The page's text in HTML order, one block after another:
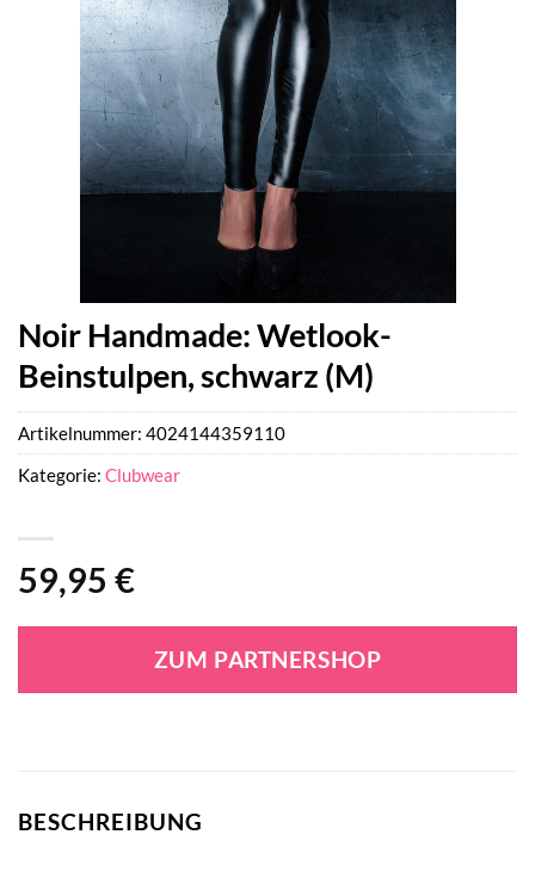
Noir Handmade: Wetlook-
Beinstulpen, schwarz (M)
59,95 €
ZUM PARTNERSHOP
Artikelnummer: 4024144359110
Kategorie: Clubwear
BESCHREIBUNG